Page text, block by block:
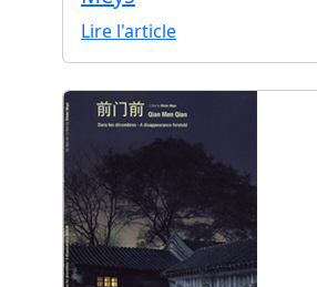
Lire l'article